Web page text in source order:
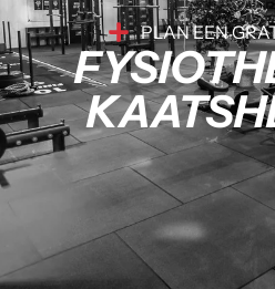
PLAN EEN